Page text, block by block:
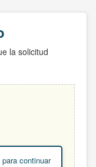
la solicitud
continuar